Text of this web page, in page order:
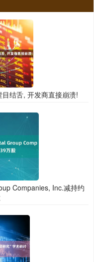
结舌, 开发商直接崩溃!
Companies, Inc.减持约